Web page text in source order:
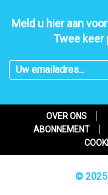
Meld u hier aan
Twee keer
OVER ONS
ABONNEMENT
© 2025